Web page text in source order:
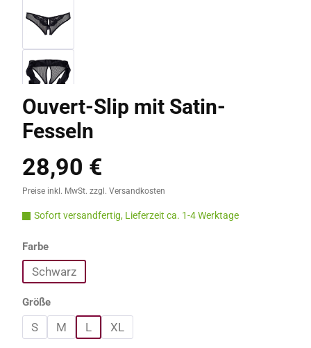
Ouvert-Slip mit Satin-
Fesseln
Regulärer Preis:
28,90 €
Preise inkl. MwSt. zzgl. Versandkosten
Sofort versandfertig, Lieferzeit ca. 1-4 Werktage
Farbeauswählen
Schwarz
Größeauswählen
S M L XL